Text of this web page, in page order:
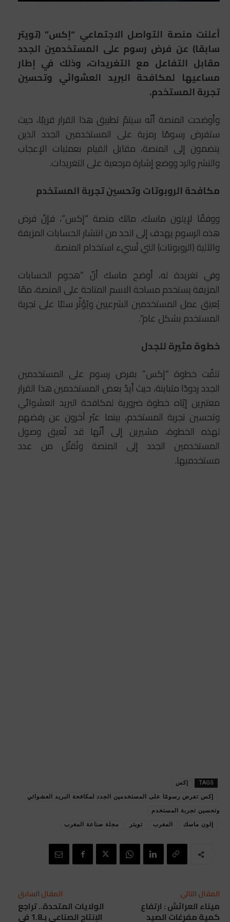
أعلنت منصة التواصل الاجتماعي “إكس” (تويتر
سابقا) عن فرض رسوم على المستخدمين الجدد
مقابل التفاعل مع التغريدات، وذلك في إطار
مساعيها لمكافحة البريد العشوائي وتحسين
تجربة المستخدم.
وأوضحت المنصة أنّه سيتمّ تطبيق هذا القرار قريبًا، حيث
ستفرض رسومًا رمزية على المستخدمين الجدد الذين
ينضمون إلى المنصة، مقابل القيام بعمليات الإعجاب
والنشر والرد ووضع إشارة مرجعية على التغريدات.
مكافحة الروبوتات وتحسين تجربة المستخدم
ووفقًا لإيلون ماسك، مالك منصة “إكس”، فإنّ فرض
هذه الرسوم يهدف إلى الحد من انتشار الحسابات المزيفة
والآلية (الروبوتات) التي تُسيء استخدام المنصة.
وفي تغريدة له، أوضح ماسك أنّ “هجوم الحسابات
المزيفة يستخدم مساحة الاسم المتاحة على المنصة، ممّا
يُعيق عمل المستخدمين الشرعيين ويُؤثّر سلبًا على تجربة
المستخدم بشكل عام”.
خطوة مثيرة للجدل
تلقّت خطوة “إكس” بفرض رسوم على المستخدمين
الجدد ردودًا متباينة، حيث أيدّ بعض المستخدمين هذا القرار
معتبرين إيّاه خطوة ضرورية لمكافحة البريد العشوائي
وتحسين تجربة المستخدم، بينما عبّر آخرون عن رفضهم
لهذه الخطوة، مشيرين إلى أنّها قد تُعيق وصول
المستخدمين الجدد إلى المنصة وتُقلّل من عدد
مستخدميها.
TAGS إكس
إكس تفرض رسومًا على المستخدمين الجدد لمكافحة البريد العشوائي
وتحسين تجربة المستخدم
إلون ماسك المغرب تويتر مجلة صناعة المغرب
المقال السابق
الولايات المتحدة.. تراجع
الإنتاج الصناعي بـ1.8 في
المقال التالي
ميناء العرائش : ارتفاع
كمية مفرغات الصيد